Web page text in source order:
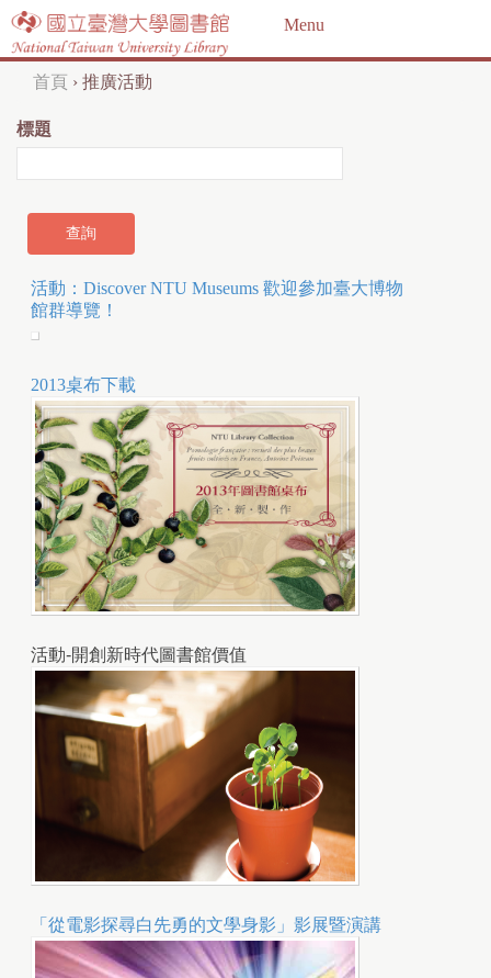
Jump to navigation
Menu
您
在
這
裡
首頁 › 推廣活動
標題
活動：Discover NTU Museums 歡迎參加臺大博物
館群導覽！
2013桌布下載
活動-開創新時代圖書館價值
「從電影探尋白先勇的文學身影」影展暨演講